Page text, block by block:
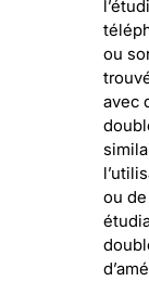
ou
avec
ou